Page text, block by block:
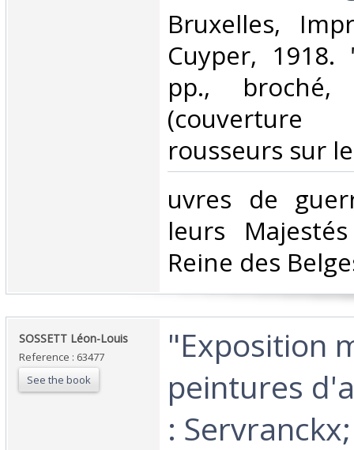
‎Bruxelles,
Cuyper,
pp.,
rousseurs sur
‎uvres de
leurs
Reine des
‎SOSSETT Léon-Louis‎
Reference : 63477
See the book
‎"Exposition
peintures
: